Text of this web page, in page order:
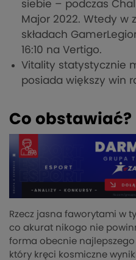
siebie – podczas
Major 2022. Wtedy w
składach
16:10 na Vertigo.
Vitality statystycznie
posiada większy win
Co obstawiać?
Rzecz jasna faworytami w
co akurat nikogo nie
forma obecnie najlepszego
który kręci kosmiczne